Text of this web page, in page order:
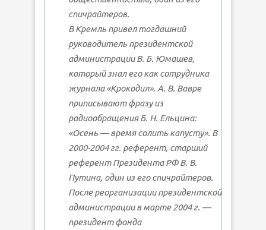
спичрайтеров.
В Кремль привел тогдашний
руководитель президентской
администрации В. Б. Юмашев,
который знал его как сотрудника
журнала «Крокодил». А. В. Вавре
приписывают фразу из
радиообращения Б. Н. Ельцина:
«Осень — время солить капусту». В
2000-2004 гг. референт, старший
референт Президента РФ В. В.
Путина, один из его спичрайтеров.
После реорганизации президентской
администрации в марте 2004 г. —
президент фонда